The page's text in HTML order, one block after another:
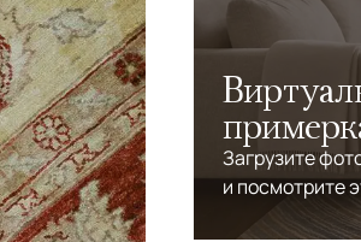
Загрузите
и посмотрите